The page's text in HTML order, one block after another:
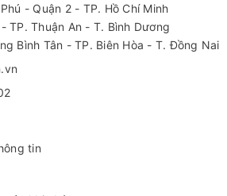
- Quận 2 - TP. Hồ Chí Minh
TP. Thuận An - T. Bình Dương
Bình Tân - TP. Biên Hòa - T. Đồng Nai
tin